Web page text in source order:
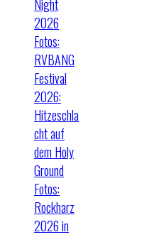
Night
2026
Fotos:
RVBANG
Festival
2026:
Hitzeschla
cht auf
dem Holy
Ground
Fotos:
Rockharz
2026 in